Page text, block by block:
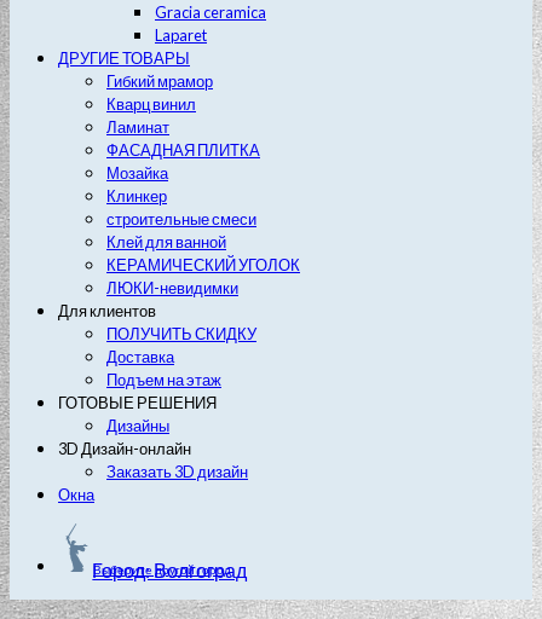
Gracia ceramica
Laparet
ДРУГИЕ ТОВАРЫ
Гибкий мрамор
Кварц винил
Ламинат
ФАСАДНАЯ ПЛИТКА
Мозайка
Клинкер
строительные смеси
Клей для ванной
КЕРАМИЧЕСКИЙ УГОЛОК
ЛЮКИ-невидимки
Для клиентов
ПОЛУЧИТЬ СКИДКУ
Доставка
Подъем на этаж
ГОТОВЫЕ РЕШЕНИЯ
Дизайны
3D Дизайн-онлайн
Заказать 3D дизайн
Окна
Город: Волгоград
Выберите другой город